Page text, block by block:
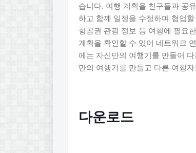
습니다. 여행 계획을 친구들과 공
하고 함께 일정을 수정하며 협업
항공권 관광 정보 등 여행에 필요
계획을 확인할 수 있어 네트워크
에는 자신만의 여행기를 만들어
만의 여행기를 만들고 다른 여행
다운로드